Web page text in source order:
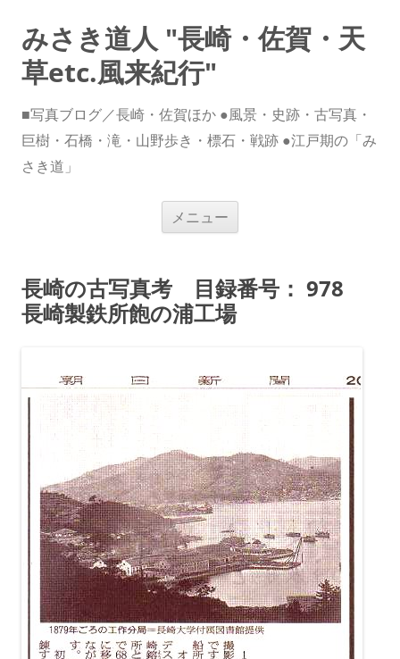
みさき道人 "長崎・佐賀・天
草etc.風来紀行"
■写真ブログ／長崎・佐賀ほか ●風景・史跡・古写真・
巨樹・石橋・滝・山野歩き・標石・戦跡 ●江戸期の「み
さき道」
メニュー
ス
キ
長崎の古写真考 目録番号： 978
長崎製鉄所飽の浦工場